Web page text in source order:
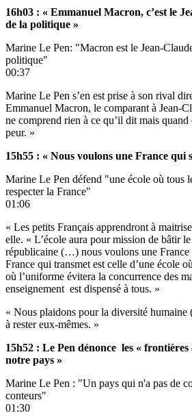
16h03 : « Emmanuel Macron, c’est le
de la politique »
Marine Le Pen: "Macron est le Jean-
politique"
00:37
Marine Le Pen s’en est prise à son rival
Emmanuel Macron, le comparant à Jean-
ne comprend rien à ce qu’il dit mais
peur. »
15h55 : « Nous voulons une France qui
Marine Le Pen défend "une école où tous
respecter la France"
01:06
« Les petits Français apprendront à
elle. « L’école aura pour mission de bâtir
républicaine (…) nous voulons une France
France qui transmet est celle d’une école
où l’uniforme évitera la concurrence des
enseignement est dispensé à tous. »
« Nous plaidons pour la diversité
à rester eux-mêmes. »
15h52 : Le Pen dénonce les « frontières
notre pays »
Marine Le Pen : "Un pays qui n'a pas de
conteurs"
01:30